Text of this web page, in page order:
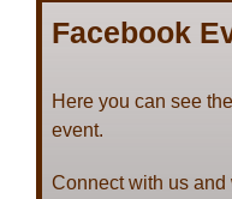
Facebook
Here you can see
event.
Connect with us